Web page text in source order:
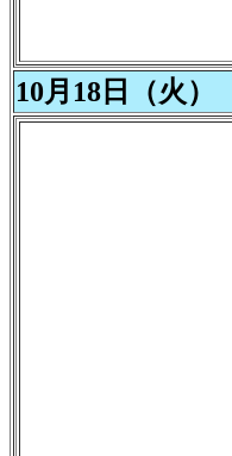
10月18日（火